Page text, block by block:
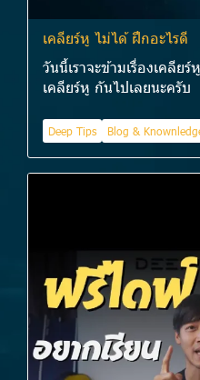
เคลียร์หู ไม่ได้ ฝึกอะไรดี
วันนี้เราจะข้ามเรื่องเคลีย
เคลียร์หู กันไปเลยนะครับ
Deep Tips Blog &